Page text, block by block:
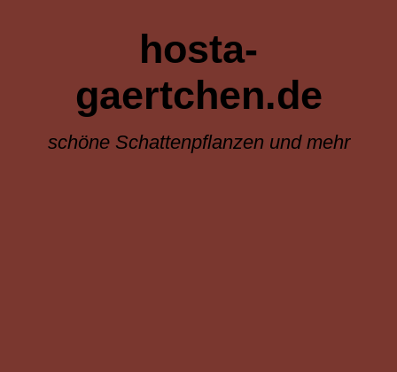
hosta-
gaertchen.de
schöne Schattenpflanzen und mehr